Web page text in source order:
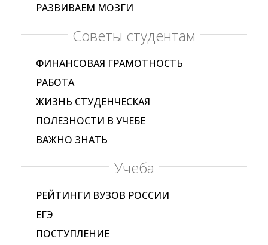
РАЗВИВАЕМ МОЗГИ
Советы студентам
ФИНАНСОВАЯ ГРАМОТНОСТЬ
РАБОТА
ЖИЗНЬ СТУДЕНЧЕСКАЯ
ПОЛЕЗНОСТИ В УЧЕБЕ
ВАЖНО ЗНАТЬ
Учеба
РЕЙТИНГИ ВУЗОВ РОССИИ
ЕГЭ
ПОСТУПЛЕНИЕ